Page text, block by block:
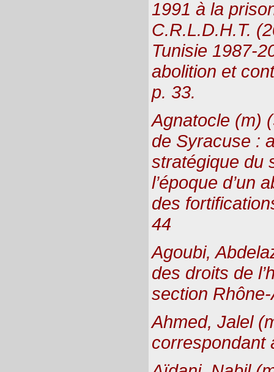
1991 à la
C.R.L.D.H.T.
Tunisie 1987-
abolition et
p. 33.
Agnatocle (m)
de Syracuse :
stratégique du
l’époque d’un
des
44
Agoubi,
des droits de
section
Ahmed, Jalel
correspondant